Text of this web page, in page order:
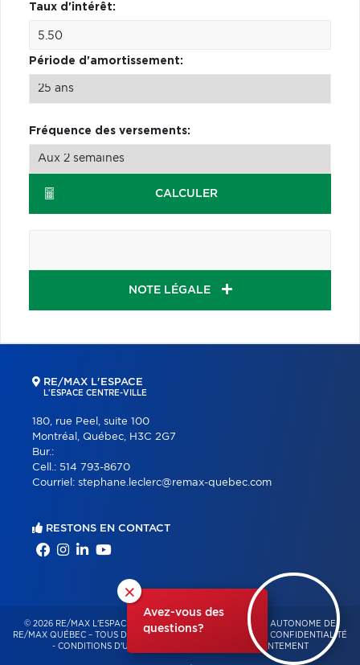
Taux d'intérêt:
Période d'amortissement:
Fréquence des versements:
CALCULER
NOTE LÉGALE
×
Avez-vous des
questions?
RE/MAX L'ESPACE
L'ESPACE CENTRE-VILLE
180, rue Peel, suite 100
Montréal, Québec, H3C 2G7
Bur.:
Cell.: 514 793-8670
Courriel: stephane.leclerc@remax-quebec.com
RESTONS EN CONTACT
© 2026 RE/MAX L'ESPACE – FRANCHISÉ INDÉPENDANT ET AUTONOME DE
RE/MAX QUÉBEC – TOUS DROITS RÉSERVÉS -
POLITIQUE DE CONFIDENTIALITÉ
- CONDITIONS D'UTILISATION GESTION DU CONSENTEMENT